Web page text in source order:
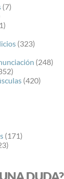
(7)
(323)
(248)
(420)
(171)
DUDA?